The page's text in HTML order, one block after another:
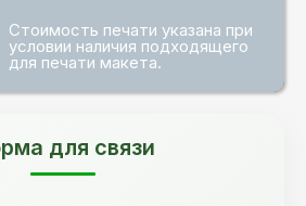
Стоимость печати указана при
условии наличия подходящего
для печати макета.
для связи